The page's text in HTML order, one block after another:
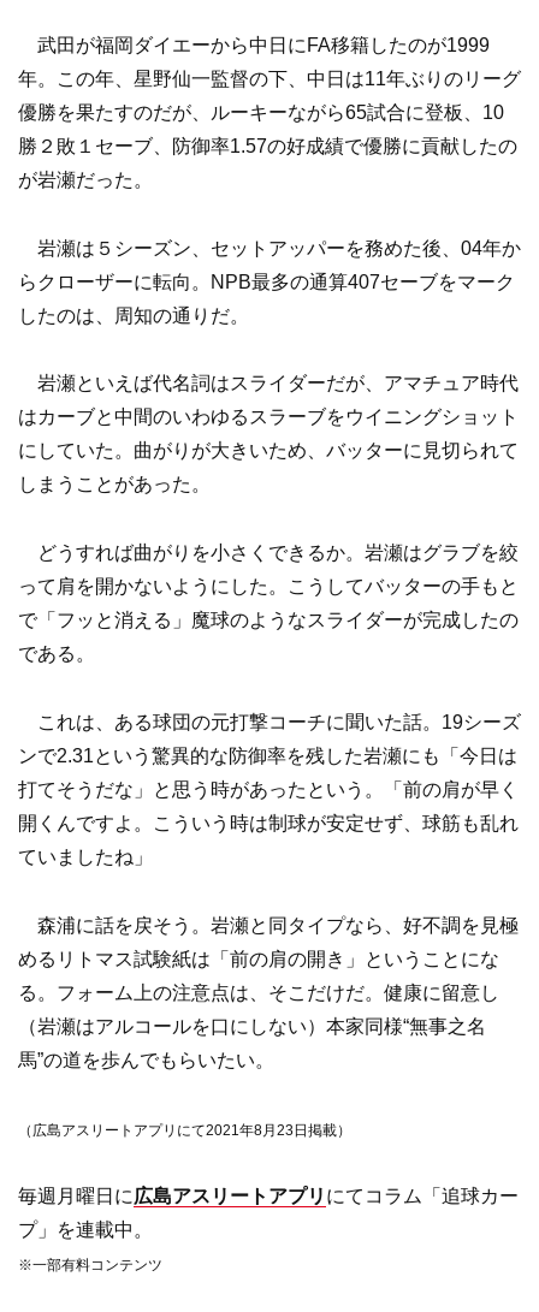
武田が福岡ダイエーから中日にFA移籍したのが1999
年。この年、星野仙一監督の下、中日は11年ぶりのリーグ
優勝を果たすのだが、ルーキーながら65試合に登板、10
勝２敗１セーブ、防御率1.57の好成績で優勝に貢献したの
が岩瀬だった。
岩瀬は５シーズン、セットアッパーを務めた後、04年か
らクローザーに転向。NPB最多の通算407セーブをマーク
したのは、周知の通りだ。
岩瀬といえば代名詞はスライダーだが、アマチュア時代
はカーブと中間のいわゆるスラーブをウイニングショット
にしていた。曲がりが大きいため、バッターに見切られて
しまうことがあった。
どうすれば曲がりを小さくできるか。岩瀬はグラブを絞
って肩を開かないようにした。こうしてバッターの手もと
で「フッと消える」魔球のようなスライダーが完成したの
である。
これは、ある球団の元打撃コーチに聞いた話。19シーズ
ンで2.31という驚異的な防御率を残した岩瀬にも「今日は
打てそうだな」と思う時があったという。「前の肩が早く
開くんですよ。こういう時は制球が安定せず、球筋も乱れ
ていましたね」
森浦に話を戻そう。岩瀬と同タイプなら、好不調を見極
めるリトマス試験紙は「前の肩の開き」ということにな
る。フォーム上の注意点は、そこだけだ。健康に留意し
（岩瀬はアルコールを口にしない）本家同様“無事之名
馬”の道を歩んでもらいたい。
（広島アスリートアプリにて2021年8月23日掲載）
毎週月曜日に広島アスリートアプリ にてコラム「追球カー
プ」を連載中。
※一部有料コンテンツ